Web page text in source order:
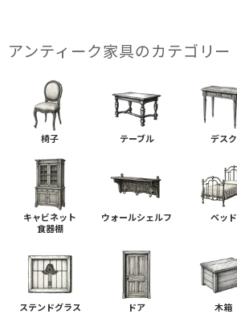
アンティーク家具の​カテゴリー
椅子 テーブル デスク
キャビネット
食器棚
ウォールシェルフ ベッド
ステンドグラス ドア 木箱